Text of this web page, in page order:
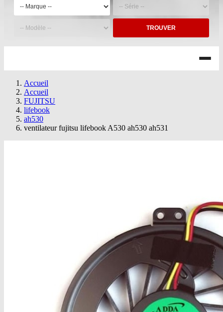
TROUVER
Accueil
Accueil
FUJITSU
lifebook
ah530
ventilateur fujitsu lifebook A530 ah530 ah531